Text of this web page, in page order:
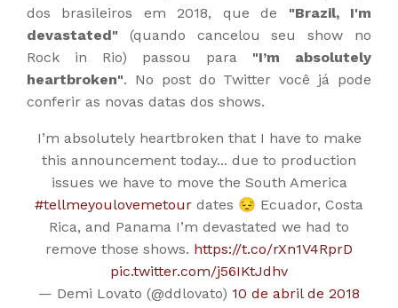
dos brasileiros em 2018, que de "Brazil, I'm
devastated" (quando cancelou seu show no
Rock in Rio) passou para "I’m absolutely
heartbroken". No post do Twitter você já pode
conferir as novas datas dos shows.
I’m absolutely heartbroken that I have to make
this announcement today... due to production
issues we have to move the South America
#tellmeyoulovemetour dates 😔 Ecuador, Costa
Rica, and Panama I’m devastated we had to
remove those shows. https://t.co/rXn1V4RprD
pic.twitter.com/j56IKtJdhv
— Demi Lovato (@ddlovato) 10 de abril de 2018